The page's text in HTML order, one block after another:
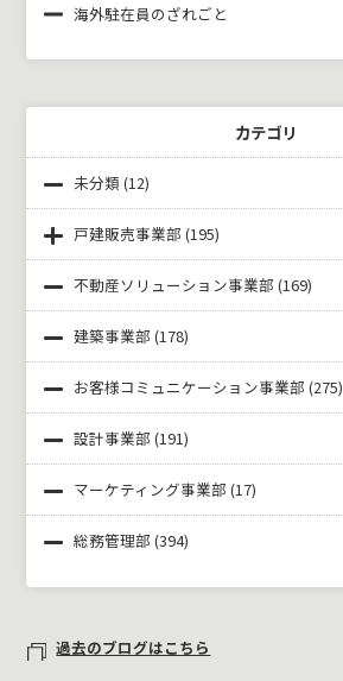
海外駐在員のざれごと
カテゴリ
未分類 (12)
戸建販売事業部 (195)
不動産ソリューション事業部 (169)
建築事業部 (178)
お客様コミュニケーション事業部 (275)
設計事業部 (191)
マーケティング事業部 (17)
総務管理部 (394)
過去のブログはこちら